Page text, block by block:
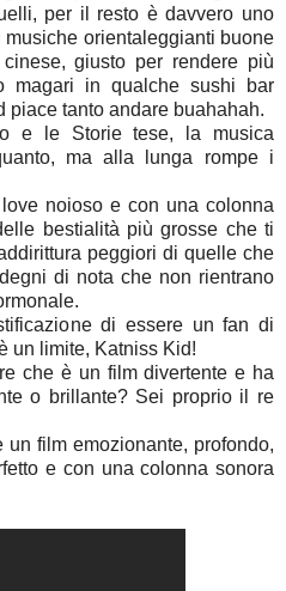
per il resto è davvero uno
orientaleggianti buone
giusto per rendere più
magari in qualche sushi bar
piace tanto andare buahahah.
e le Storie tese, la musica
ma alla lunga rompe i
noioso e con una colonna
bestialità più grosse che ti
peggiori di quelle che
di nota che non rientrano
di essere un fan di
un limite, Katniss Kid!
che è un film divertente e ha
o brillante? Sei proprio il re
un film emozionante, profondo,
e con una colonna sonora